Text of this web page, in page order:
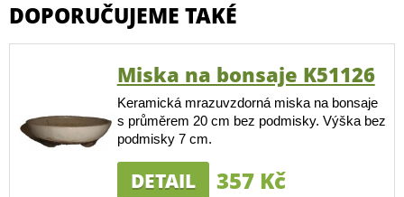
DOPORUČUJEME TAKÉ
Miska na bonsaje K51126
Keramická mrazuvzdorná miska na bonsaje
s průměrem 20 cm bez podmisky. Výška bez
podmisky 7 cm.
DETAIL 357 Kč